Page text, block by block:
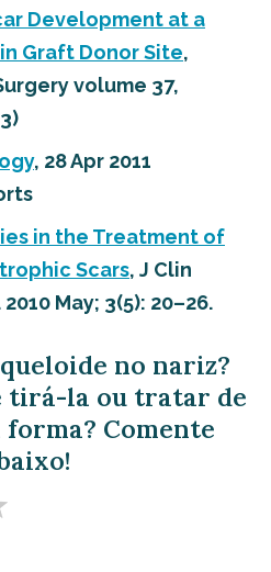
Development at a
Graft Donor Site,
volume 37,
, 28 Apr 2011
in the Treatment of
Scars, J Clin
May; 3(5): 20–26.
no nariz?
tirá-la ou tratar de
Comente